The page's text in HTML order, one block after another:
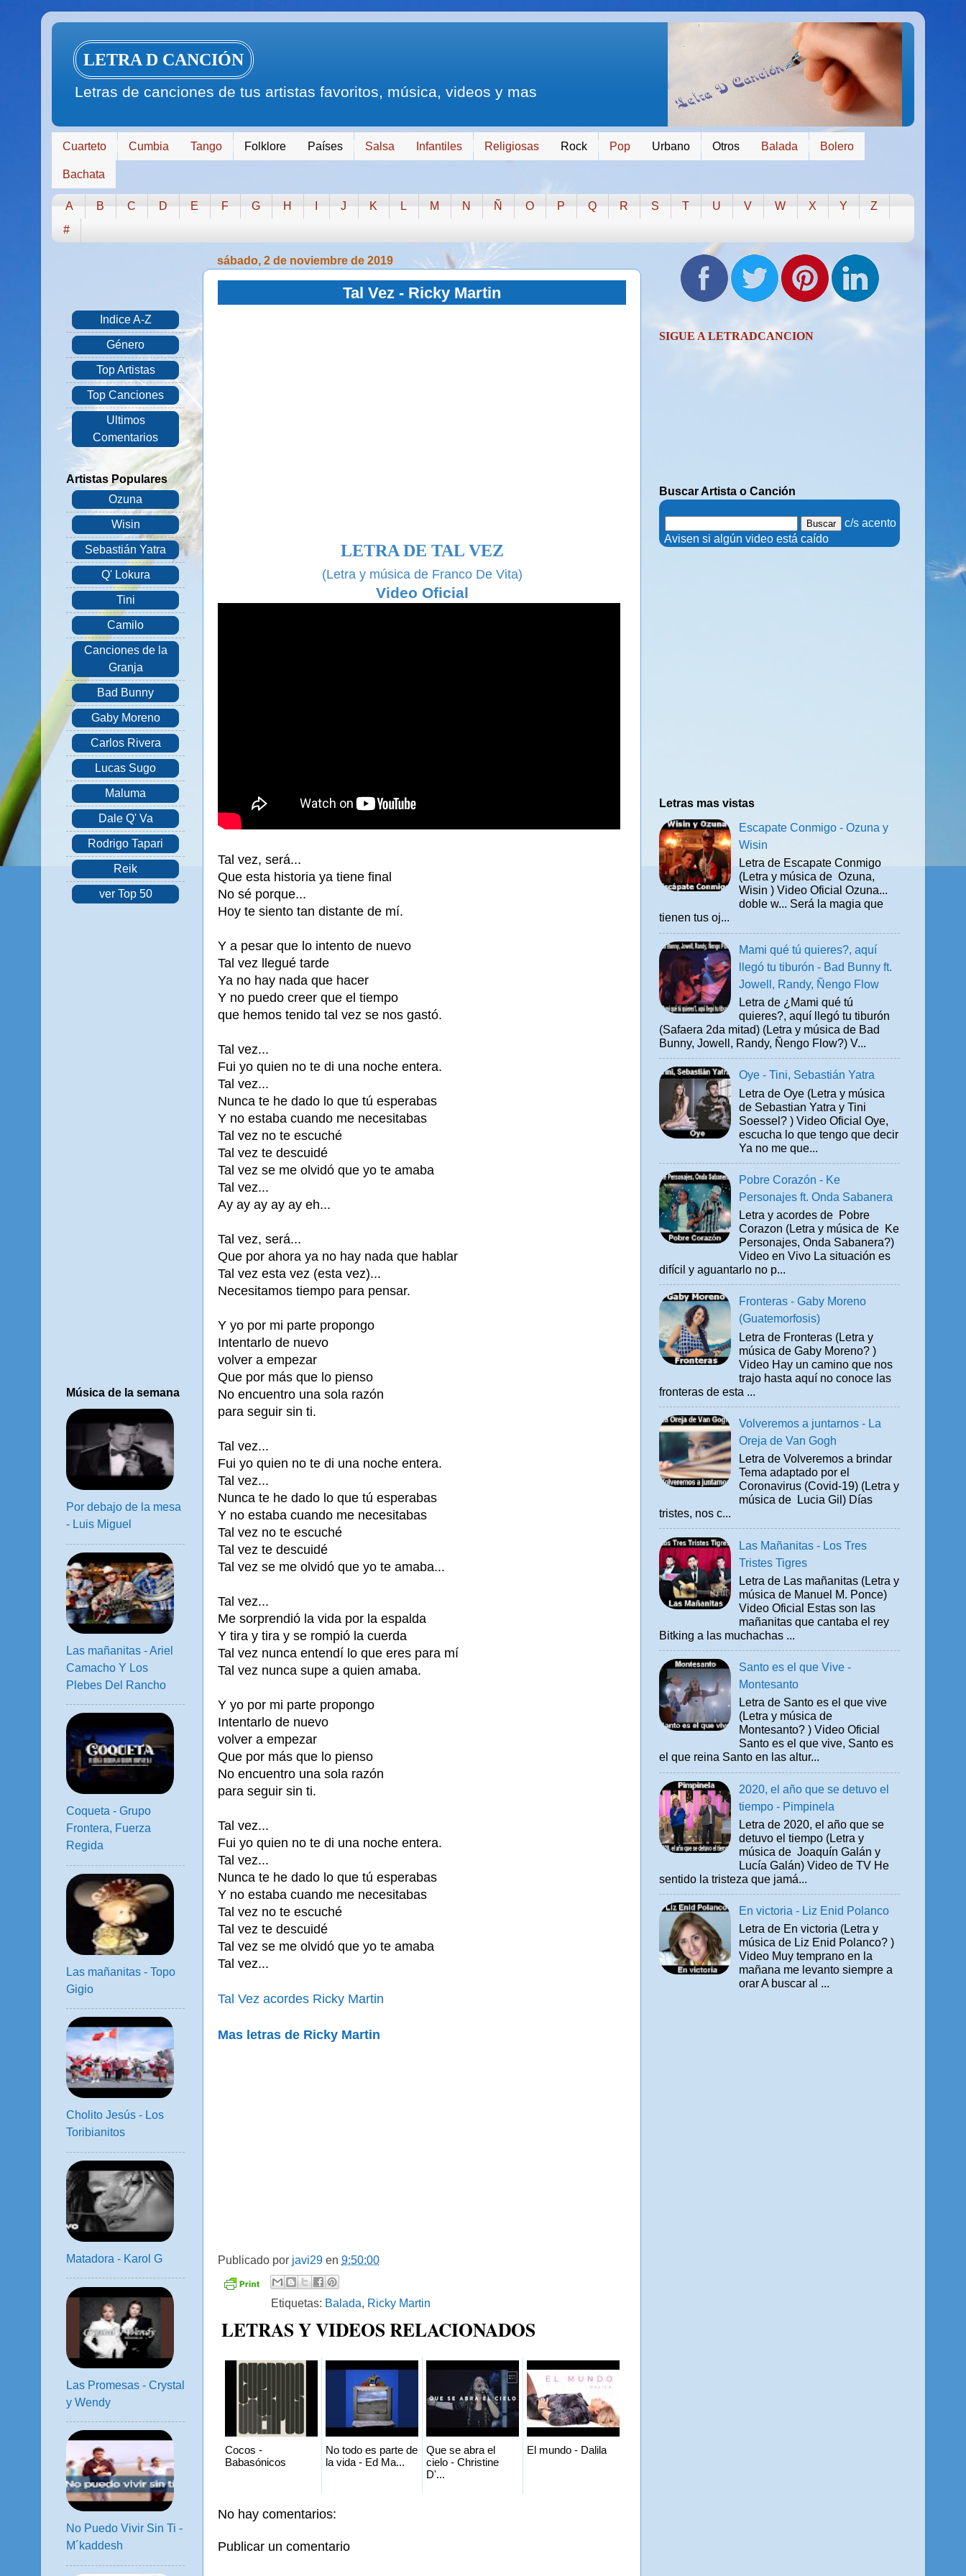
LETRA D CANCIÓN
Letras de canciones de tus artistas favoritos, música, videos y mas
Cuarteto Cumbia Tango Folklore Países Salsa Infantiles Religiosas Rock Pop Urbano Otros Balada Bolero
Bachata
A B C D E F G H J K L M N Ñ O P Q R S T U V W X Y
Z
#
sábado, 2 de noviembre de 2019
Tal Vez - Ricky Martin
LETRA DE TAL VEZ
(Letra y música de Franco De Vita)
Video Oficial
Tal vez, será...
Que esta historia ya tiene final
No sé porque...
Hoy te siento tan distante de mí.
Y a pesar que lo intento de nuevo
Tal vez llegué tarde
Ya no hay nada que hacer
Y no puedo creer que el tiempo
que hemos tenido tal vez se nos gastó.
Tal vez...
Fui yo quien no te di una noche entera.
Tal vez...
Nunca te he dado lo que tú esperabas
Y no estaba cuando me necesitabas
Tal vez no te escuché
Tal vez te descuidé
Tal vez se me olvidó que yo te amaba
Tal vez...
Ay ay ay ay ay eh...
Tal vez, será...
Que por ahora ya no hay nada que hablar
Tal vez esta vez (esta vez)...
Necesitamos tiempo para pensar.
Y yo por mi parte propongo
Intentarlo de nuevo
volver a empezar
Que por más que lo pienso
No encuentro una sola razón
para seguir sin ti.
Tal vez...
Fui yo quien no te di una noche entera.
Tal vez...
Nunca te he dado lo que tú esperabas
Y no estaba cuando me necesitabas
Tal vez no te escuché
Tal vez te descuidé
Tal vez se me olvidó que yo te amaba...
Tal vez...
Me sorprendió la vida por la espalda
Y tira y tira y se rompió la cuerda
Tal vez nunca entendí lo que eres para mí
Tal vez nunca supe a quien amaba.
Y yo por mi parte propongo
Intentarlo de nuevo
volver a empezar
Que por más que lo pienso
No encuentro una sola razón
para seguir sin ti.
Tal vez...
Fui yo quien no te di una noche entera.
Tal vez...
Nunca te he dado lo que tú esperabas
Y no estaba cuando me necesitabas
Tal vez no te escuché
Tal vez te descuidé
Tal vez se me olvidó que yo te amaba
Tal vez...
Tal Vez acordes Ricky Martin
Mas letras de Ricky Martin
Publicado por javi29 en 9:50:00
Etiquetas: Balada, Ricky Martin
LETRAS Y VIDEOS RELACIONADOS
Cocos -
Babasónicos
No todo es parte de
la vida - Ed Ma...
Que se abra el
cielo - Christine
D'...
El mundo - Dalila
No hay comentarios:
Publicar un comentario
Indice A-Z
Género
Top Artistas
Top Canciones
Ultimos
Comentarios
Artistas Populares
Ozuna
Wisin
Sebastián Yatra
Q' Lokura
Tini
Camilo
Canciones de la
Granja
Bad Bunny
Gaby Moreno
Carlos Rivera
Lucas Sugo
Maluma
Dale Q' Va
Rodrigo Tapari
Reik
ver Top 50
Música de la semana
Por debajo de la mesa
- Luis Miguel
Las mañanitas - Ariel
Camacho Y Los
Plebes Del Rancho
Coqueta - Grupo
Frontera, Fuerza
Regida
Las mañanitas - Topo
Gigio
Cholito Jesús - Los
Toribianitos
Matadora - Karol G
Las Promesas - Crystal
y Wendy
No Puedo Vivir Sin Ti -
M´kaddesh
SIGUE A LETRADCANCION
Buscar Artista o Canción
c/s acento
. Avisen si algún video está caído
Letras mas vistas
Escapate Conmigo - Ozuna y
Wisin
Letra de Escapate Conmigo
(Letra y música de Ozuna,
Wisin ) Video Oficial Ozuna...
doble w... Será la magia que
tienen tus oj...
Mami qué tú quieres?, aquí
llegó tu tiburón - Bad Bunny ft.
Jowell, Randy, Ñengo Flow
Letra de ¿Mami qué tú
quieres?, aquí llegó tu tiburón
(Safaera 2da mitad) (Letra y música de Bad
Bunny, Jowell, Randy, Ñengo Flow?) V...
Oye - Tini, Sebastián Yatra
Letra de Oye (Letra y música
de Sebastian Yatra y Tini
Soessel? ) Video Oficial Oye,
escucha lo que tengo que decir
Ya no me que...
Pobre Corazón - Ke
Personajes ft. Onda Sabanera
Letra y acordes de Pobre
Corazon (Letra y música de Ke
Personajes, Onda Sabanera?)
Video en Vivo La situación es
difícil y aguantarlo no p...
Fronteras - Gaby Moreno
(Guatemorfosis)
Letra de Fronteras (Letra y
música de Gaby Moreno? )
Video Hay un camino que nos
trajo hasta aquí no conoce las
fronteras de esta ...
Volveremos a juntarnos - La
Oreja de Van Gogh
Letra de Volveremos a brindar
Tema adaptado por el
Coronavirus (Covid-19) (Letra y
música de Lucia Gil) Días
tristes, nos c...
Las Mañanitas - Los Tres
Tristes Tigres
Letra de Las mañanitas (Letra y
música de Manuel M. Ponce)
Video Oficial Estas son las
mañanitas que cantaba el rey
Bitking a las muchachas ...
Santo es el que Vive -
Montesanto
Letra de Santo es el que vive
(Letra y música de
Montesanto? ) Video Oficial
Santo es el que vive, Santo es
el que reina Santo en las altur...
2020, el año que se detuvo el
tiempo - Pimpinela
Letra de 2020, el año que se
detuvo el tiempo (Letra y
música de Joaquín Galán y
Lucía Galán) Video de TV He
sentido la tristeza que jamá...
En victoria - Liz Enid Polanco
Letra de En victoria (Letra y
música de Liz Enid Polanco? )
Video Muy temprano en la
mañana me levanto siempre a
orar A buscar al ...